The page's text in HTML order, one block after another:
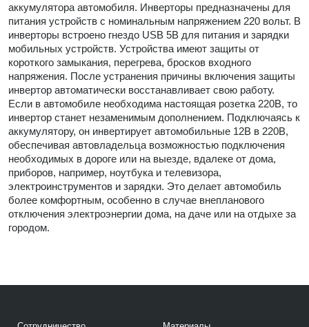
аккумулятора автомобиля. Инверторы предназначены для
питания устройств с номинальным напряжением 220 вольт. В
инверторы встроено гнездо USB 5В для питания и зарядки
мобильных устройств. Устройства имеют защиты от
короткого замыкания, перегрева, бросков входного
напряжения. После устранения причины включения защиты
инвертор автоматически восстанавливает свою работу.
Если в автомобиле необходима настоящая розетка 220В, то
инвертор станет незаменимым дополнением. Подключаясь к
аккумулятору, он инвертирует автомобильные 12В в 220В,
обеспечивая автовладельца возможностью подключения
необходимых в дороге или на выезде, вдалеке от дома,
приборов, например, ноутбука и телевизора,
электроинструментов и зарядки. Это делает автомобиль
более комфортным, особенно в случае внепланового
отключения электроэнергии дома, на даче или на отдыхе за
городом.